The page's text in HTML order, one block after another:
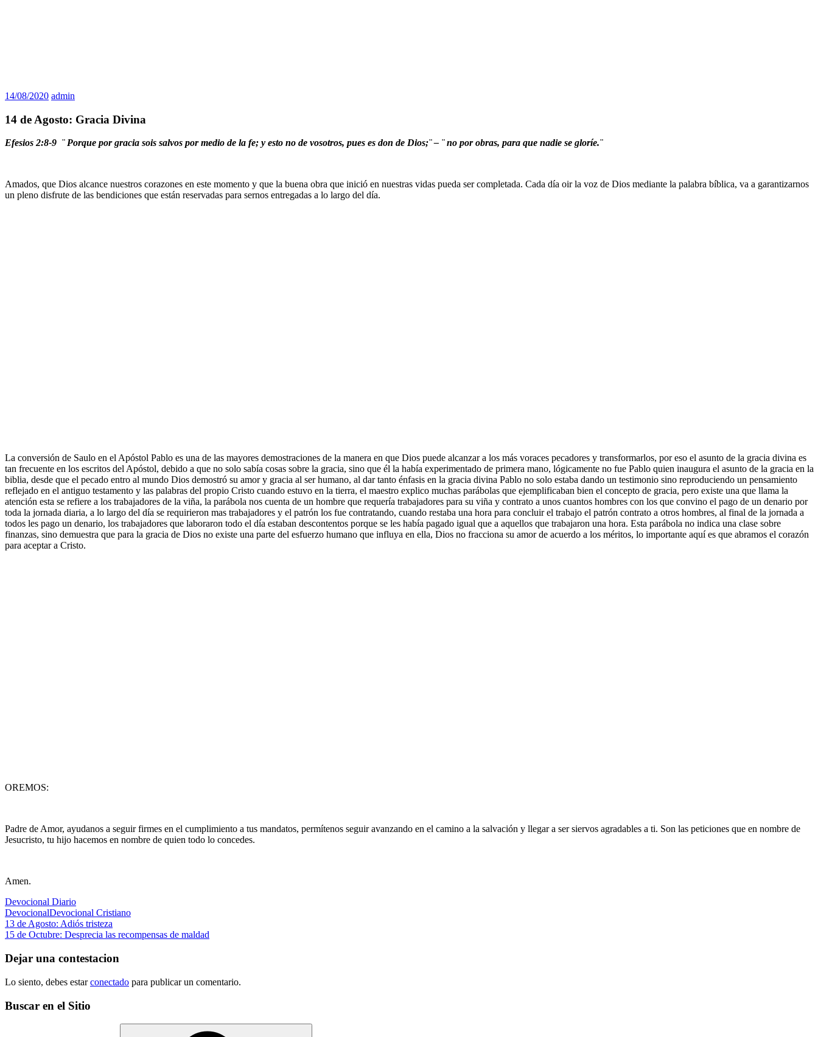
14/08/2020 admin
14 de Agosto: Gracia Divina
Efesios 2:8-9 ¨ Porque por gracia sois salvos por medio de la fe; y esto no de vosotros, pues es don de Dios;¨ – ¨ no por obras, para que nadie se gloríe.¨
Amados, que Dios alcance nuestros corazones en este momento y que la buena obra que inició en nuestras vidas pueda ser completada. Cada día oir la voz de Dios mediante la palabra bíblica, va a garantizarnos
un pleno disfrute de las bendiciones que están reservadas para sernos entregadas a lo largo del día.
La conversión de Saulo en el Apóstol Pablo es una de las mayores demostraciones de la manera en que Dios puede alcanzar a los más voraces pecadores y transformarlos, por eso el asunto de la gracia divina es
tan frecuente en los escritos del Apóstol, debido a que no solo sabía cosas sobre la gracia, sino que él la había experimentado de primera mano, lógicamente no fue Pablo quien inaugura el asunto de la gracia en la
biblia, desde que el pecado entro al mundo Dios demostró su amor y gracia al ser humano, al dar tanto énfasis en la gracia divina Pablo no solo estaba dando un testimonio sino reproduciendo un pensamiento
reflejado en el antiguo testamento y las palabras del propio Cristo cuando estuvo en la tierra, el maestro explico muchas parábolas que ejemplificaban bien el concepto de gracia, pero existe una que llama la
atención esta se refiere a los trabajadores de la viña, la parábola nos cuenta de un hombre que requería trabajadores para su viña y contrato a unos cuantos hombres con los que convino el pago de un denario por
toda la jornada diaria, a lo largo del día se requirieron mas trabajadores y el patrón los fue contratando, cuando restaba una hora para concluir el trabajo el patrón contrato a otros hombres, al final de la jornada a
todos les pago un denario, los trabajadores que laboraron todo el día estaban descontentos porque se les había pagado igual que a aquellos que trabajaron una hora. Esta parábola no indica una clase sobre
finanzas, sino demuestra que para la gracia de Dios no existe una parte del esfuerzo humano que influya en ella, Dios no fracciona su amor de acuerdo a los méritos, lo importante aquí es que abramos el corazón
para aceptar a Cristo.
OREMOS:
Padre de Amor, ayudanos a seguir firmes en el cumplimiento a tus mandatos, permítenos seguir avanzando en el camino a la salvación y llegar a ser siervos agradables a ti. Son las peticiones que en nombre de
Jesucristo, tu hijo hacemos en nombre de quien todo lo concedes.
Amen.
Devocional Diario
DevocionalDevocional Cristiano
Navegación
de
entradas
Entrada
anterior:
13 de Agosto: Adiós tristeza
Siguiente
15 de Octubre: Desprecia las recompensas de maldad
Dejar una contestacion
Lo siento, debes estarconectado para publicar un comentario.
Buscar en el Sitio